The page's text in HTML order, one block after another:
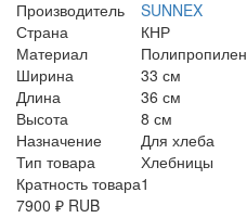
Производитель
SUNNEX
Страна
КНР
Материал
Полипропилен
Ширина
33 см
Длина
36 см
Высота
8 см
Назначение
Для хлеба
Тип товара
Хлебницы
Кратность товара1
7900 ₽ RUB